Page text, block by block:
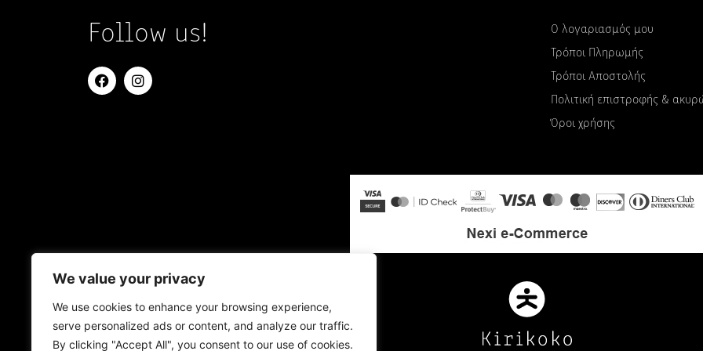
We value your privacy
We use cookies to enhance your browsing experience,
serve personalized ads or content, and analyze our traffic.
By clicking "Accept All", you consent to our use of cookies.
Follow us!
Ο λογαριασμός μου
Τρόποι Πληρωμής
Τρόποι Αποστολής
Πολιτική επιστροφής &
Όροι χρήσης